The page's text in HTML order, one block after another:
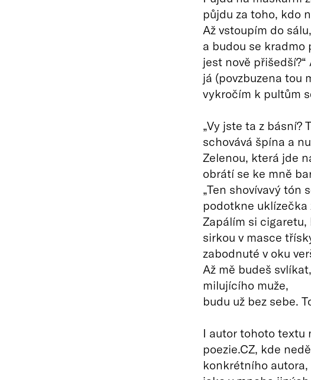
půjdu za toho, kdo
Až vstoupím do
a budou se kradmo
jest nově
já (povzbuzena tou
vykročím k pultům
„Vy jste ta z básní?
schovává špína a
Zelenou, která jde
obrátí se ke mně
„Ten shovívavý tón
podotkne
Zapálím si
sirkou v masce
zabodnuté v oku
Až mě budeš
milujícího muže,
budu už bez sebe.
I autor tohoto textu
poezie.CZ, kde
konkrétního autora,